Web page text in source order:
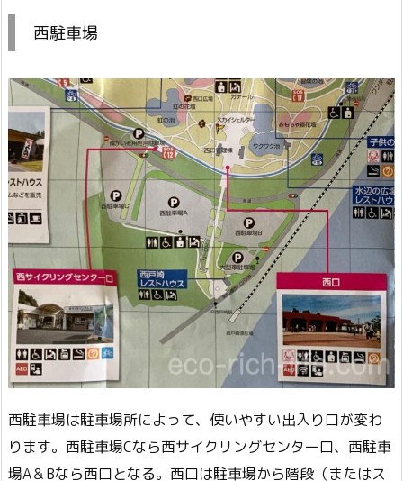
西駐車場
西駐車場は駐車場所によって、使いやすい出入り口が変わ
ります。西駐車場Cなら西サイクリングセンター口、西駐車
場A＆Bなら西口となる。西口は駐車場から階段（またはス